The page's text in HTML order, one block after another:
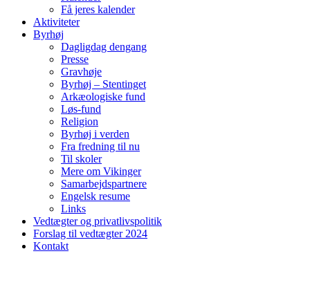
Få jeres kalender
Aktiviteter
Byrhøj
Dagligdag dengang
Presse
Gravhøje
Byrhøj – Stentinget
Arkæologiske fund
Løs-fund
Religion
Byrhøj i verden
Fra fredning til nu
Til skoler
Mere om Vikinger
Samarbejdspartnere
Engelsk resume
Links
Vedtægter og privatlivspolitik
Forslag til vedtægter 2024
Kontakt